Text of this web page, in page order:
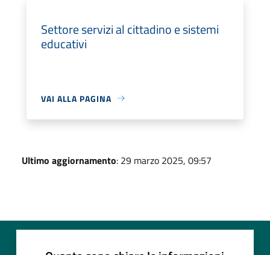
Settore servizi al cittadino e sistemi
educativi
VAI ALLA PAGINA
Ultimo aggiornamento: 29 marzo 2025, 09:57